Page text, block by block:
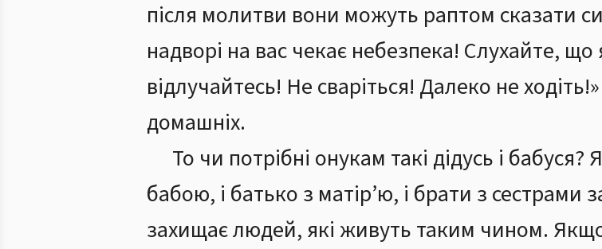
після молитви вони можуть раптом сказати
надворі на вас чекає небезпека! Слухайте, що
відлучайтесь! Не сваріться! Далеко не
домашніх.
То чи потрібні онукам такі дідусь і бабуся?
бабою, і батько з матір’ю, і брати з сестрами
захищає людей, які живуть таким чином.